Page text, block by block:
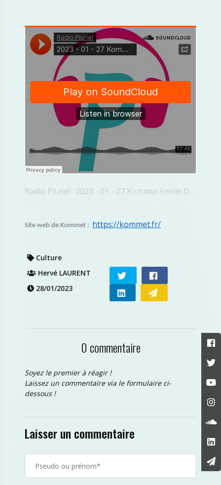
Radio Pluriel · 2023 - 01 - 27 Kommet Emilie D Ornano
Site web de Kommet : https://kommet.fr/
Culture
Hervé LAURENT
28/01/2023
0 commentaire
Soyez le premier à réagir !
Laissez un commentaire via le formulaire ci-
dessous !
Laisser un commentaire